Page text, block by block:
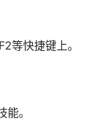
等快捷键上。
。